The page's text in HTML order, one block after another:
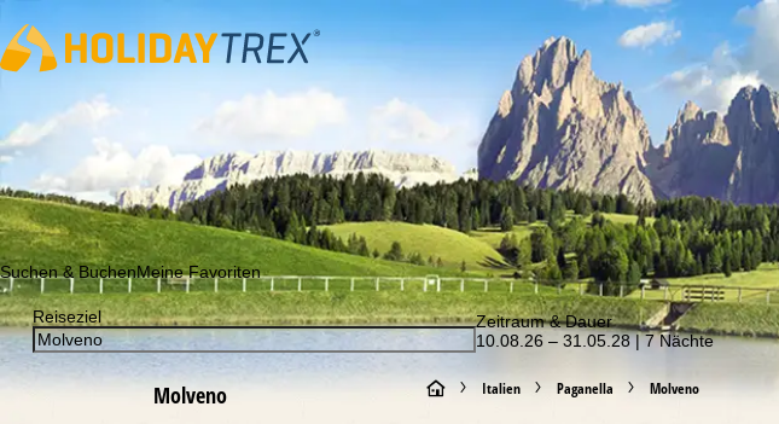
Für ein optimales Webangebot erheben wir mit Hilfe
auch mit unseren Partnern teilen. Auf Basis Ihrer
Abonnieren Sie unseren Newsletter und erfahren Sie als Erster von unseren Angeboten!
Suchen & BuchenMeine Favoriten
Reiseziel
Zeitraum & Dauer
10.08.26 – 31.05.28 | 7 Nächte
Molveno S Italien Paganella Molveno